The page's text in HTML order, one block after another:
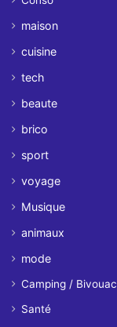
maison
cuisine
tech
beaute
brico
sport
voyage
Musique
animaux
mode
Camping / Bivouac
Santé